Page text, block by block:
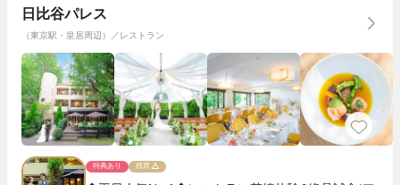
日比谷パレス
（東京駅・皇居周辺）／レストラン
特典あり 残席